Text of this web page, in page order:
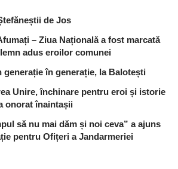
de Jos
– Ziua Națională a fost marcată
adus eroilor comunei
generație în generație, la Balotești
Unire, închinare pentru eroi și istorie
onorat înaintașii
să nu mai dăm și noi ceva” a ajuns
pentru Ofițeri a Jandarmeriei